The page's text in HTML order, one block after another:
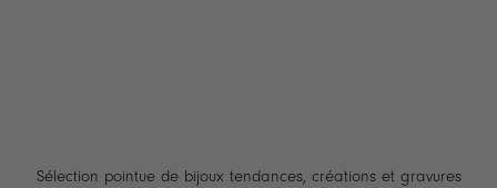
Sélection pointue de bijoux tendances, créations et gravures